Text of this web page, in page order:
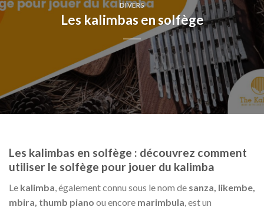
DIVERS
Les kalimbas en solfège
Les kalimbas en solfège : découvrez comment
utiliser le solfège pour jouer du kalimba
Le kalimba , également connu sous le nom de sanza, likembe,
mbira, thumb piano ou encore marimbula , est un